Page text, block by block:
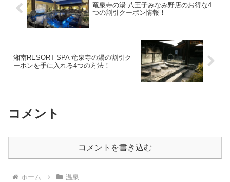
竜泉寺の湯 八王子みなみ野店のお得な4
つの割引クーポン情報！
湘南RESORT SPA 竜泉寺の湯の割引ク
ーポンを手に入れる4つの方法！
コメント
コメントを書き込む
ホーム 温泉